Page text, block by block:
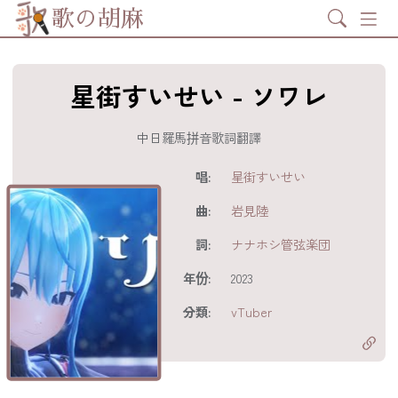
歌の胡麻 Search
星街すいせい - ソワレ
中日羅馬拼音歌詞翻譯
唱:
星街すいせい
曲:
岩見陸
詞:
ナナホシ管弦楽団
年份:
2023
分類:
vTuber
分享至
享至 X
分享至
製鏈結